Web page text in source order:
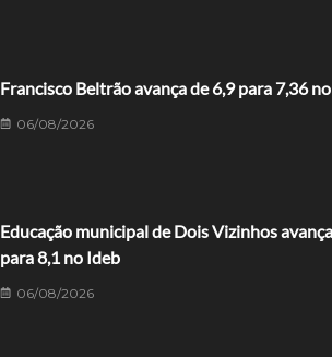
Francisco Beltrão avança de 6,9 para 7,36
06/08/2026
Educação municipal de Dois Vizinhos
para 8,1 no Ideb
06/08/2026